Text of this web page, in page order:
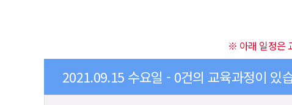
※ 아래 일정은
2021.09.15 수요일 - 0건의 교육과정이 있